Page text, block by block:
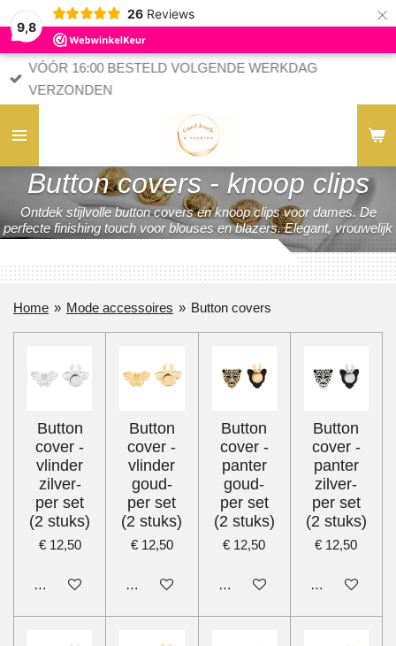
9,8
26 Reviews ×
VÓÓR 16:00 BESTELD VOLGENDE WERKDAG
VERZONDEN
Button covers - knoop clips
Ontdek stijlvolle button covers en knoop clips voor dames. De
perfecte finishing touch voor blouses en blazers. Elegant, vrouwelijk
en makkelijk te combineren.
Home » Mode accessoires » Button covers
Button
cover -
vlinder
zilver-
per set
(2 stuks)
€ 12,50
In winkelwagen
Button
cover -
vlinder
goud-
per set
(2 stuks)
€ 12,50
In winkelwagen
Button
cover -
panter
goud-
per set
(2 stuks)
€ 12,50
In winkelwagen
Button
cover -
panter
zilver-
per set
(2 stuks)
€ 12,50
In